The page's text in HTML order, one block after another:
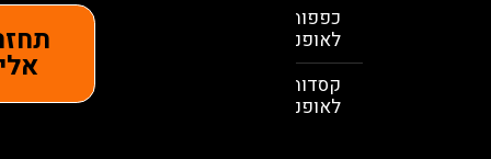
לאופנועים
לאופנועים
תחזרו